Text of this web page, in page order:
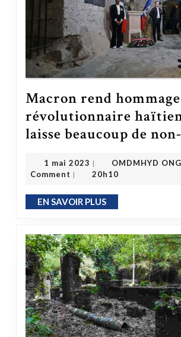
Macron rend
révolutionnaire
laisse beaucoup de
1 mai 2023 1 mai 2023
| OMDMHYD ONG
Comment | 20h10
EN SAVOIR PLUSEN SAVOIR PLUS